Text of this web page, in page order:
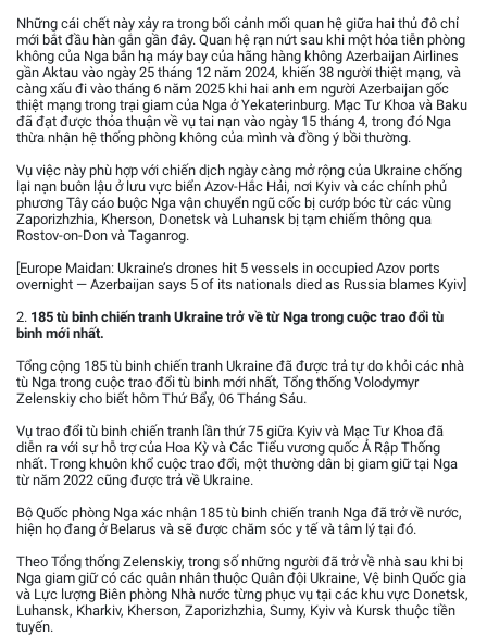
Những cái chết này xảy ra trong bối cảnh mối quan hệ giữa hai thủ đô chỉ
mới bắt đầu hàn gắn gần đây. Quan hệ rạn nứt sau khi một hỏa tiễn phòng
không của Nga bắn hạ máy bay của hãng hàng không Azerbaijan Airlines
gần Aktau vào ngày 25 tháng 12 năm 2024, khiến 38 người thiệt mạng, và
càng xấu đi vào tháng 6 năm 2025 khi hai anh em người Azerbaijan gốc
thiệt mạng trong trại giam của Nga ở Yekaterinburg. Mạc Tư Khoa và Baku
đã đạt được thỏa thuận về vụ tai nạn vào ngày 15 tháng 4, trong đó Nga
thừa nhận hệ thống phòng không của mình và đồng ý bồi thường.
Vụ việc này phù hợp với chiến dịch ngày càng mở rộng của Ukraine chống
lại nạn buôn lậu ở lưu vực biển Azov-Hắc Hải, nơi Kyiv và các chính phủ
phương Tây cáo buộc Nga vận chuyển ngũ cốc bị cướp bóc từ các vùng
Zaporizhzhia, Kherson, Donetsk và Luhansk bị tạm chiếm thông qua
Rostov-on-Don và Taganrog.
[Europe Maidan: Ukraine’s drones hit 5 vessels in occupied Azov ports
overnight — Azerbaijan says 5 of its nationals died as Russia blames Kyiv]
2. 185 tù binh chiến tranh Ukraine trở về từ Nga trong cuộc trao đổi tù
binh mới nhất.
Tổng cộng 185 tù binh chiến tranh Ukraine đã được trả tự do khỏi các nhà
tù Nga trong cuộc trao đổi tù binh mới nhất, Tổng thống Volodymyr
Zelenskiy cho biết hôm Thứ Bẩy, 06 Tháng Sáu.
Vụ trao đổi tù binh chiến tranh lần thứ 75 giữa Kyiv và Mạc Tư Khoa đã
diễn ra với sự hỗ trợ của Hoa Kỳ và Các Tiểu vương quốc Ả Rập Thống
nhất. Trong khuôn khổ cuộc trao đổi, một thường dân bị giam giữ tại Nga
từ năm 2022 cũng được trả về Ukraine.
Bộ Quốc phòng Nga xác nhận 185 tù binh chiến tranh Nga đã trở về nước,
hiện họ đang ở Belarus và sẽ được chăm sóc y tế và tâm lý tại đó.
Theo Tổng thống Zelenskiy, trong số những người đã trở về nhà sau khi bị
Nga giam giữ có các quân nhân thuộc Quân đội Ukraine, Vệ binh Quốc gia
và Lực lượng Biên phòng Nhà nước từng phục vụ tại các khu vực Donetsk,
Luhansk, Kharkiv, Kherson, Zaporizhzhia, Sumy, Kyiv và Kursk thuộc tiền
tuyến.